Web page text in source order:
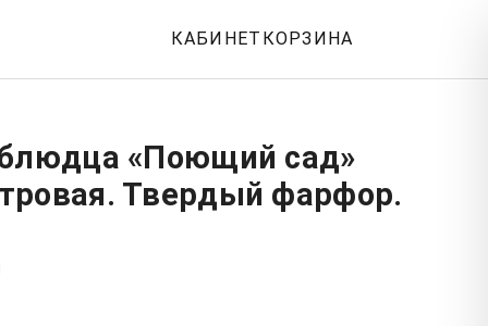
КАБИНЕТ КОРЗИНА
«Поющий сад»
Твердый фарфор.